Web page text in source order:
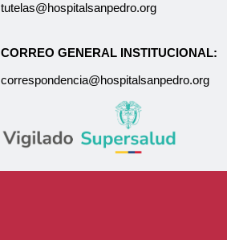
tutelas@hospitalsanpedro.org
CORREO GENERAL INSTITUCIONAL:
correspondencia@hospitalsanpedro.org